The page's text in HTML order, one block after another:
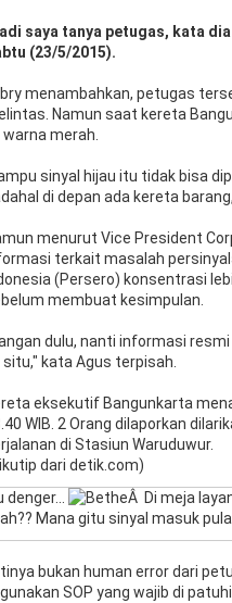
saya tanya petugas, kata
(23/5/2015).
menambahkan, petugas
Namun saat kereta
warna merah.
sinyal hijau itu tidak bisa
di depan ada kereta
menurut Vice President
terkait masalah
(Persero) konsentrasi
membuat kesimpulan.
dulu, nanti informasi
situ," kata Agus terpisah.
eksekutif Bangunkarta
WIB. 2 Orang dilaporkan
di Stasiun Waruduwur.
dari detik.com)
denger...
Â Di meja
Mana gitu sinyal masuk
bukan human error dari
SOP yang wajib di